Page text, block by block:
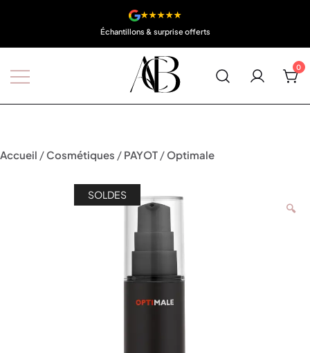
★★★★★
Échantillons & surprise offerts
0
Accueil /Cosmétiques / PAYOT /Optimale
SOLDES
🔍